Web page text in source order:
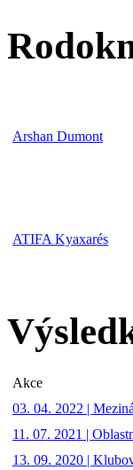
Arshan Dumont
ATIFA Kyaxarés
Akce
03. 04. 2022 |
11. 07. 2021 |
13. 09. 2020 |